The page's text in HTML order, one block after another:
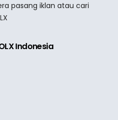
pasang iklan atau cari
Indonesia